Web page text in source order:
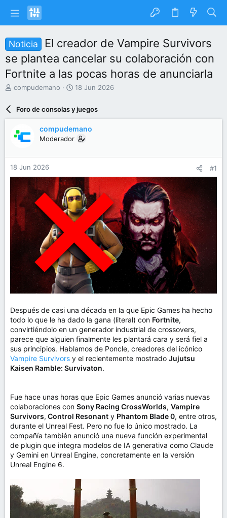
Noticia
El creador de Vampire Survivors
se plantea cancelar su colaboración con
Fortnite a las pocas horas de anunciarla
I
a
r
d
e
e
m
a
compudemano
F
c
h
d
e
n
c
i
o
18 Jun 2026
Foro de consolas y juegos
compudemano
Moderador
18 Jun 2026 #1
Después de casi una década en la que Epic Games ha hecho
todo lo que le ha dado la gana (literal) con Fortnite,
convirtiéndolo en un generador industrial de crossovers,
parece que alguien finalmente les plantará cara y será fiel a
sus principios. Hablamos de Poncle, creadores del icónico
Vampire Survivors y el recientemente mostrado Jujutsu
Kaisen Ramble: Survivaton.
Fue hace unas horas que Epic Games anunció varias nuevas
colaboraciones con Sony Racing CrossWorlds, Vampire
Survivors, Control Resonant y Phantom Blade 0, entre otros,
durante el Unreal Fest. Pero no fue lo único mostrado. La
compañía también anunció una nueva función experimental
de plugin que integra modelos de IA generativa como Claude
y Gemini en Unreal Engine, concretamente en la versión
Unreal Engine 6.